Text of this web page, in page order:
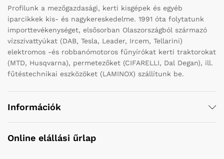
Profilunk a mezőgazdasági, kerti kisgépek és egyéb
iparcikkek kis- és nagykereskedelme. 1991 óta folytatunk
importtevékenységet, elsősorban Olaszországból származó
vízszivattyúkat (DAB, Tesla, Leader, Ircem, Tellarini)
elektromos -és robbanómotoros fűnyírókat kerti traktorokat
(MTD, Husqvarna), permetezőket (CIFARELLI, Dal Degan), ill.
fűtéstechnikai eszközöket (LAMINOX) szállítunk be.
Információk
Online elállási űrlap